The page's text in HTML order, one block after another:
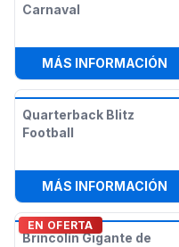
Carnaval
MÁS INFORMACIÓN:
Quarterback Blitz
Football
MÁS INFORMACIÓN:
EN OFERTA
Brincolín Gigante de